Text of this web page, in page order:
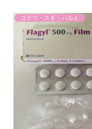
コテツ・スギ・ハルト